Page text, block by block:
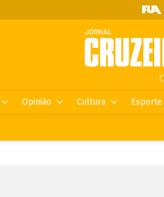
Opinião Cultura Esporte